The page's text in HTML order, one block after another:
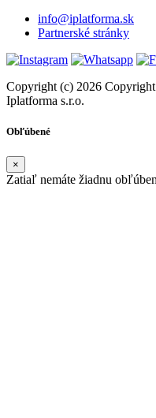
info@iplatforma.sk
Partnerské stránky
Copyright (c) 2026
Iplatforma s.r.o.
Obľúbené
×
Zatiaľ nemáte žiadnu